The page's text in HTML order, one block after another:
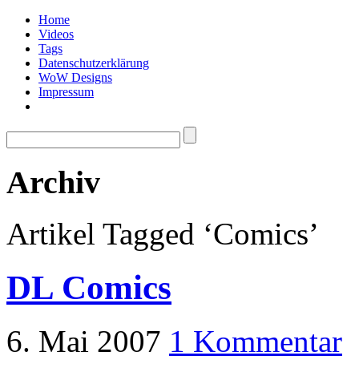
Home
Videos
Tags
Datenschutzerklärung
WoW Designs
Impressum
Archiv
Artikel Tagged ‘Comics’
DL Comics
6. Mai 2007 1 Kommentar